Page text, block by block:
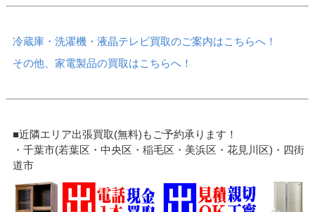
冷蔵庫・洗濯機・液晶テレビ買取のご案内はこちらへ！
その他、家電製品の買取はこちらへ！
■近隣エリア出張買取(無料)もご予約承ります！
・千葉市(若葉区・中央区・稲毛区・美浜区・花見川区)・四街
道市